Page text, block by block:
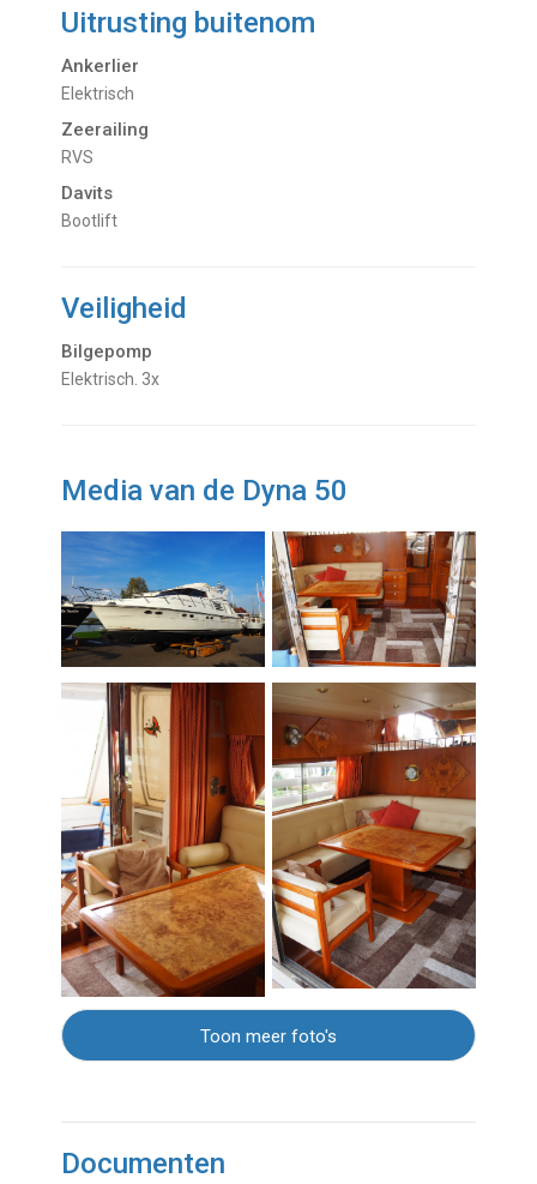
Uitrusting buitenom
Ankerlier
Elektrisch
Zeerailing
RVS
Davits
Bootlift
Veiligheid
Bilgepomp
Elektrisch. 3x
Media van de Dyna 50
Toon meer foto's
Documenten